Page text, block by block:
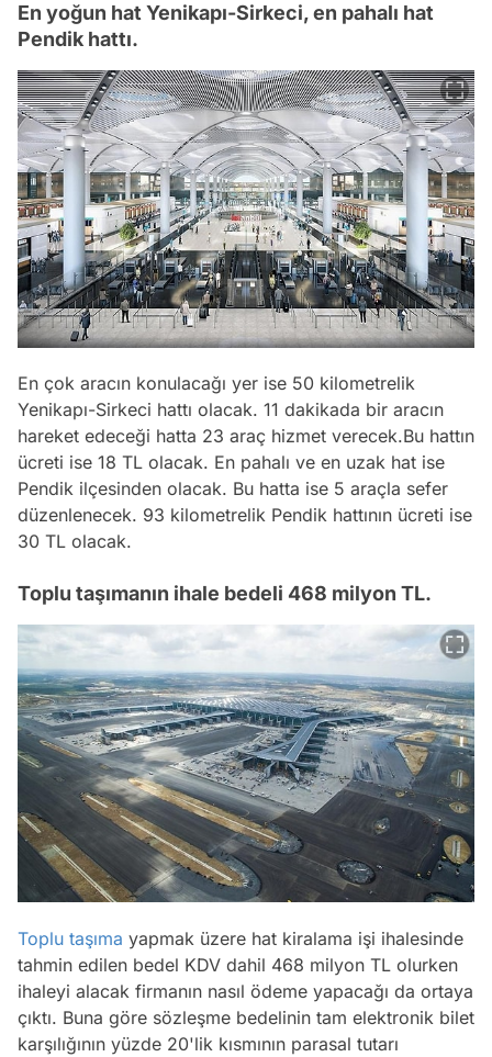
En yoğun hat Yenikapı-Sirkeci, en pahalı hat
Pendik hattı.
En çok aracın konulacağı yer ise 50 kilometrelik
Yenikapı-Sirkeci hattı olacak. 11 dakikada bir aracın
hareket edeceği hatta 23 araç hizmet verecek.Bu hattın
ücreti ise 18 TL olacak. En pahalı ve en uzak hat ise
Pendik ilçesinden olacak. Bu hatta ise 5 araçla sefer
düzenlenecek. 93 kilometrelik Pendik hattının ücreti ise
30 TL olacak.
Toplu taşımanın ihale bedeli 468 milyon TL.
Toplu taşıma yapmak üzere hat kiralama işi ihalesinde
tahmin edilen bedel KDV dahil 468 milyon TL olurken
ihaleyi alacak firmanın nasıl ödeme yapacağı da ortaya
çıktı. Buna göre sözleşme bedelinin tam elektronik bilet
karşılığının yüzde 20'lik kısmının parasal tutarı